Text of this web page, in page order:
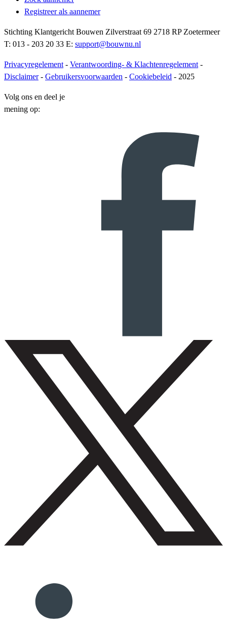
Registreer als aannemer
Stichting Klantgericht Bouwen Zilverstraat 69 2718 RP Zoetermeer
T: 013 - 203 20 33 E: support@bouwnu.nl
Privacyregelement - Verantwoording- & Klachtenregelement -
Disclaimer- Gebruikersvoorwaarden - Cookiebeleid - 2025
Volg ons en deel je
mening op: